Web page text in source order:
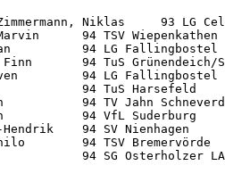
Niklas     93 LG
94 TSV
94 LG Fallingbostel
Finn       94 TuS
94 LG
94 TuS Harsefeld
94 TV Jahn
94 VfL Suderburg
94 SV Nienhagen
94 TSV
94 SG Osterholzer